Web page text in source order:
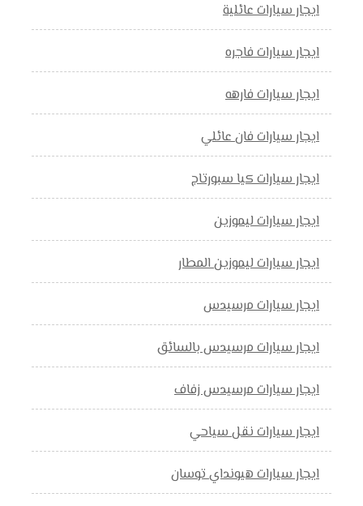
ايجار سيارات عائلية
ايجار سيارات فاجره
ايجار سيارات فارهه
ايجار سيارات فان عائلي
ايجار سيارات كيا سبورتاج
ايجار سيارات ليموزين
ايجار سيارات ليموزين المطار
ايجار سيارات مرسيدس
ايجار سيارات مرسيدس بالسائق
ايجار سيارات مرسيدس زفاف
ايجار سيارات نقل سياحي
ايجار سيارات هيونداي توسان